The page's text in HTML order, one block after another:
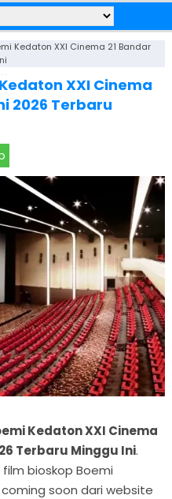
Kedaton XXI Cinema 21 Bandar
XXI Cinema
2026 Terbaru
Kedaton XXI Cinema
Terbaru Minggu Ini.
bioskop Boemi
coming soon dari website